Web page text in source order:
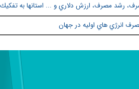
رشد مصرف، ارزش دلاري و ... استانها به
انرژي هاي اوليه در جهان